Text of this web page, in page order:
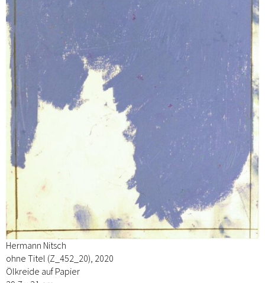
Hermann Nitsch
ohne Titel (Z_452_20), 2020
Ölkreide auf Papier